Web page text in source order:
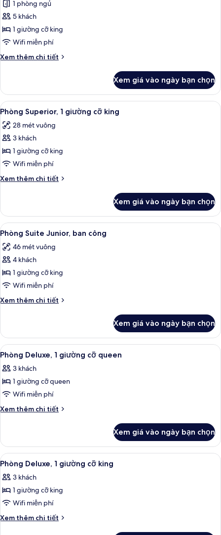
ảnh
Penthouse
1 phòng ngủ
5 khách
1 giường cỡ king
Wifi miễn phí
Xem thêm chi tiết
Chi
Penthouse
Xem giá vào ngày bạn chọn
Xem
tất
cả
ảnh
Phòng
Superior,
1
giường
king
Phòng Superior, 1 giường cỡ king |
4
Phòng Superior, 1 giường cỡ king
28 mét vuông
3 khách
1 giường cỡ king
Wifi miễn phí
Xem thêm chi tiết
Chi
Phòng
Superior,
1
giường
cỡ
king
Xem giá vào ngày bạn chọn
Xem
tất
cả
ảnh
Phòng
Suite
Junior,
ban
Phòng Suite Junior, ban công | Bộ
4
Phòng Suite Junior, ban công
46 mét vuông
4 khách
1 giường cỡ king
Wifi miễn phí
Xem thêm chi tiết
Chi
Phòng
Suite
Junior,
công
Xem giá vào ngày bạn chọn
Xem
tất
cả
ảnh
Phòng
Deluxe,
cỡ
queen
Phòng Deluxe, 1 giường cỡ queen |
5
Phòng Deluxe, 1 giường cỡ queen
3 khách
1 giường cỡ queen
Wifi miễn phí
Xem thêm chi tiết
Chi
Phòng
Deluxe,
1
giường
cỡ
queen
Xem giá vào ngày bạn chọn
Xem
tất
cả
ảnh
Phòng
Deluxe,
Bộ đồ giường cao cấp, minibar, bàn,
5
Phòng Deluxe, 1 giường cỡ king
3 khách
1 giường cỡ king
Wifi miễn phí
Xem thêm chi tiết
Chi